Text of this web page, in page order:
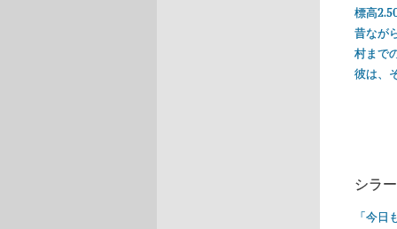
標高
昔なが
村まで
彼は、
シラ
「今日